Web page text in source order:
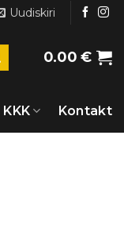
Uudiskiri
0.00€
KKK Kontakt